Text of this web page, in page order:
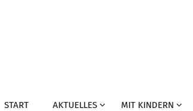
START AKTUELLES MIT KINDERN